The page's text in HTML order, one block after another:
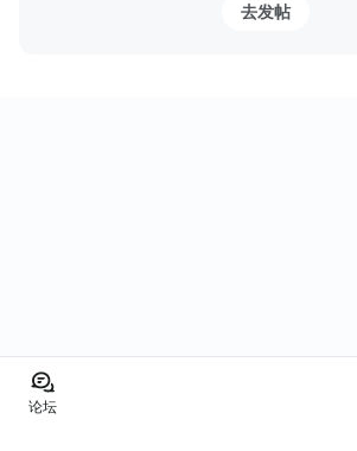
これらの要素を持つシミュレーションRPGゲ...
去发帖
论坛